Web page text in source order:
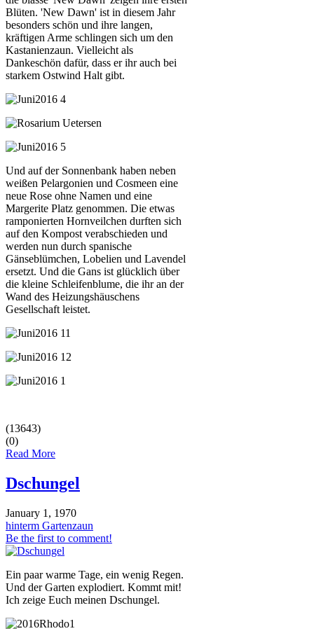
Blüten. 'New Dawn' ist in diesem Jahr
besonders schön und ihre langen,
kräftigen Arme schlingen sich um den
Kastanienzaun. Vielleicht als
Dankeschön dafür, dass er ihr auch bei
starkem Ostwind Halt gibt.
Und auf der Sonnenbank haben neben
weißen Pelargonien und Cosmeen eine
neue Rose ohne Namen und eine
Margerite Platz genommen. Die etwas
ramponierten Hornveilchen durften sich
auf den Kompost verabschieden und
werden nun durch spanische
Gänseblümchen, Lobelien und Lavendel
ersetzt. Und die Gans ist glücklich über
die kleine Schleifenblume, die ihr an der
Wand des Heizungshäuschens
Gesellschaft leistet.
(13643)
(0)
Read More
Dschungel
January 1, 1970
hinterm Gartenzaun
Be the first to comment!
Ein paar warme Tage, ein wenig Regen.
Und der Garten explodiert. Kommt mit!
Ich zeige Euch meinen Dschungel.